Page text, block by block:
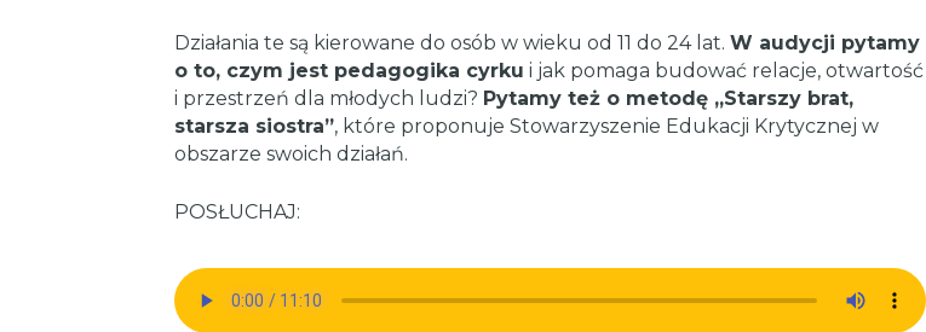
Działania te są kierowane do osób w wieku od 11 do 24 lat. W audycji pytamy
o to, czym jest pedagogika cyrku i jak pomaga budować relacje, otwartość
i przestrzeń dla młodych ludzi? Pytamy też o metodę ,,Starszy brat,
starsza siostra”, które proponuje Stowarzyszenie Edukacji Krytycznej w
obszarze swoich działań.
POSŁUCHAJ: